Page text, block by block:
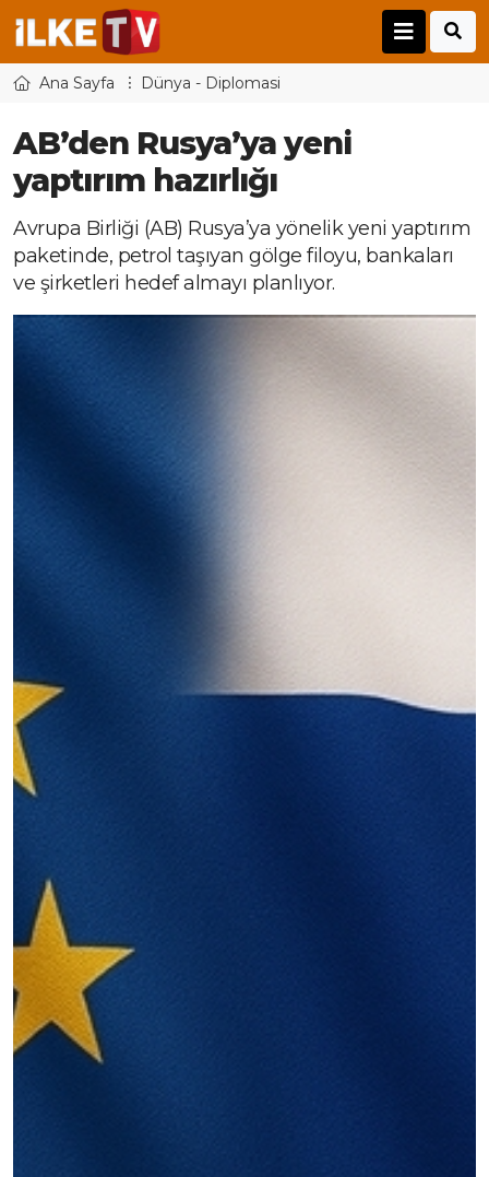
Ana Sayfa Dünya - Diplomasi
AB’den Rusya’ya yeni
yaptırım hazırlığı
Avrupa Birliği (AB) Rusya’ya yönelik yeni yaptırım
paketinde, petrol taşıyan gölge filoyu, bankaları
ve şirketleri hedef almayı planlıyor.